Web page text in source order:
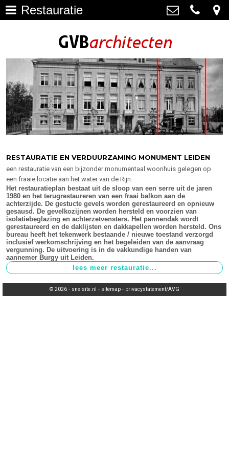
Bouwhistorie >
Onderhoud >
impressie oudere projecten >
Actueel >
Contact >
GVB architecten
Haagweg 4-G3, 2311 AA Leiden
info@gvbarchitecten.nl
Restauratie
RESTAURATIE EN VERDUURZAMING MONUMENT LEIDEN
een restauratie van een bijzonder monumentaal woonhuis gelegen op
een fraaie locatie aan het water van de Rijn.
Het restauratieplan bestaat uit de sloop van een serre uit de jaren
1980 en het terugrestaureren van een fraai balkon aan de
achterzijde. De gestucte gevels worden gerestaureerd en opnieuw
gesausd. De gevelkozijnen worden hersteld en voorzien van
isolatiebeglazing en achterzetvensters. Het pannendak wordt
gerestaureerd en de daklijsten en dakkapellen worden hersteld. Ons
bureau heeft het tekenwerk bestaande / nieuwe toestand verzorgd
inclusief werkomschrijving en het begeleiden van de aanvraag
vergunning. De uitvoering is in de vakkundige handen van
aannemer Burgy uit Leiden.
© 2026 - snelsite.nl - sitemap - privacystatement/AVG